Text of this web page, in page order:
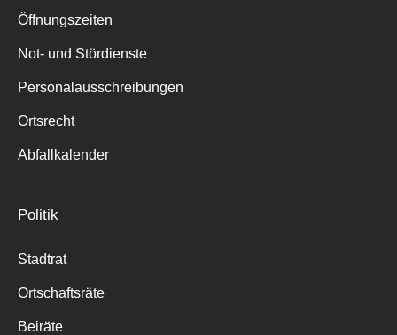
Öffnungszeiten
Not- und Stördienste
Personalausschreibungen
Ortsrecht
Abfallkalender
Politik
Stadtrat
Ortschaftsräte
Beiräte